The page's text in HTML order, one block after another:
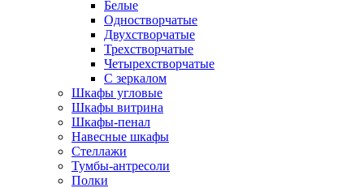
Белые
Одностворчатые
Двухстворчатые
Трехстворчатые
Четырехстворчатые
С зеркалом
Шкафы угловые
Шкафы витрина
Шкафы-пенал
Навесные шкафы
Стеллажи
Тумбы-антресоли
Полки